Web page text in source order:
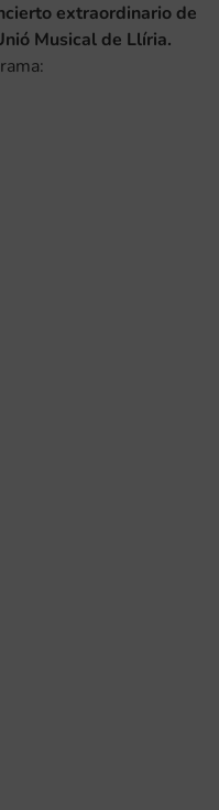
extraordinario de
Musical de Llíria.